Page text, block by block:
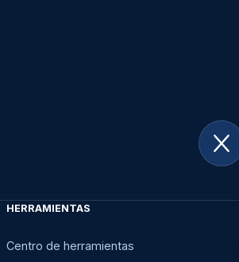
HERRAMIENTAS
Centro de herramientas